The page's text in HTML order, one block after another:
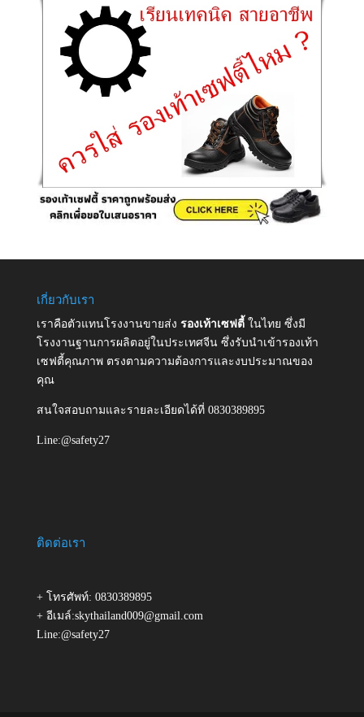
เกี่ยวกับเรา
เราคือตัวแทนโรงงานขายส่ง รองเท้าเซฟตี้ ในไทย ซึ่งมี
โรงงานฐานการผลิตอยู่ในประเทศจีน ซึ่งรับนำเข้ารองเท้า
เซฟตี้คุณภาพ ตรงตามความต้องการและงบประมาณของ
คุณ
สนใจสอบถามและรายละเอียดได้ที่ 0830389895
Line:@safety27
ติดต่อเรา
+ โทรศัพท์: 0830389895
+ อีเมล์:skythailand009@gmail.com
Line:@safety27